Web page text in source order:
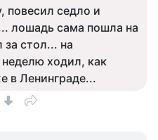
повесил седло и
лошадь сама пошла на
стол... на
ходил, как
в Ленинграде...